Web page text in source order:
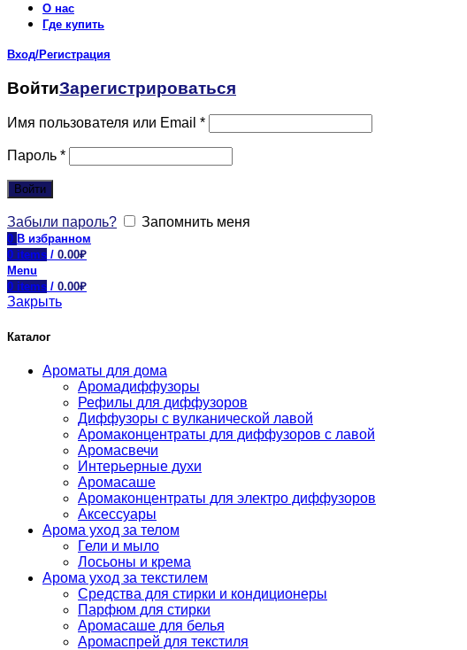
О нас
Где купить
Вход/Регистрация
ВойтиЗарегистрироваться
Имя пользователя или Email *
Пароль *
Войти
Забыли пароль? Запомнить меня
0 В избранном
0 items / 0.00₽
Menu
0 items / 0.00₽
Закрыть
Каталог
Ароматы для дома
Аромадиффузоры
Рефилы для диффузоров
Диффузоры с вулканической лавой
Аромаконцентраты для диффузоров с лавой
Аромасвечи
Интерьерные духи
Аромасаше
Аромаконцентраты для электро диффузоров
Аксессуары
Арома уход за телом
Гели и мыло
Лосьоны и крема
Арома уход за текстилем
Средства для стирки и кондиционеры
Парфюм для стирки
Аромасаше для белья
Аромаспрей для текстиля